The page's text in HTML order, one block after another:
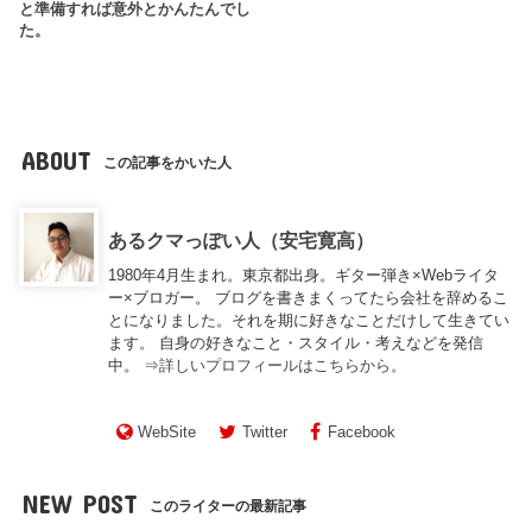
と準備すれば意外とかんたんでし
た。
ABOUT この記事をかいた人
あるクマっぽい人（安宅寛高）
1980年4月生まれ。東京都出身。ギター弾き×Webライタ
ー×ブロガー。 ブログを書きまくってたら会社を辞めるこ
とになりました。それを期に好きなことだけして生きてい
ます。 自身の好きなこと・スタイル・考えなどを発信
中。 ⇒詳しいプロフィールはこちらから。
WebSite Twitter Facebook
NEW POST このライターの最新記事